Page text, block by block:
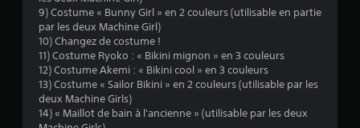
e
9) Costume « Bunny Girl » en 2 couleurs (utilisable en partie
par les deux Machine Girl)
10) Changez de costume !
11) Costume Ryoko : « Bikini mignon » en 3 couleurs
12) Costume Akemi : « Bikini cool » en 3 couleurs
13) Costume « Sailor Bikini » en 2 couleurs (utilisable par les
deux Machine Girls)
14) « Maillot de bain à l'ancienne » (utilisable par les deux